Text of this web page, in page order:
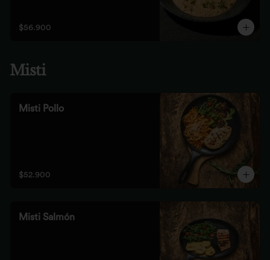
$56.900
Misti
Misti Pollo
$52.900
Misti Salmón